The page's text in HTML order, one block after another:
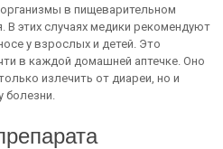
в пищеварительном
В этих случаях медики рекомендуют
у взрослых и детей. Это
в каждой домашней аптечке. Оно
излечить от диареи, но и
болезни.